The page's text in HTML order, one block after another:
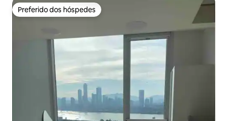
Preferido dos hóspedes
Preferido dos hóspedes